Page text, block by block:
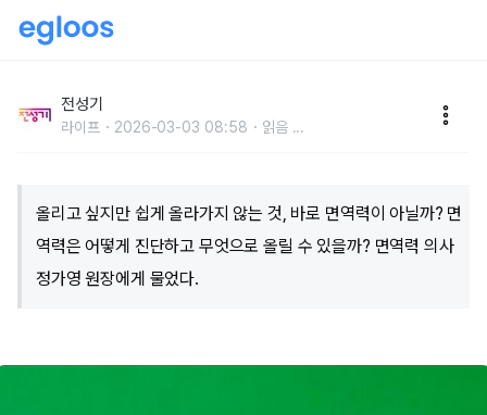
전성기
라이프 2026-03-03 08:58 읽음 ...
올리고 싶지만 쉽게 올라가지 않는 것, 바로 면역력이 아닐까? 면
역력은 어떻게 진단하고 무엇으로 올릴 수 있을까? 면역력 의사
정가영 원장에게 물었다.